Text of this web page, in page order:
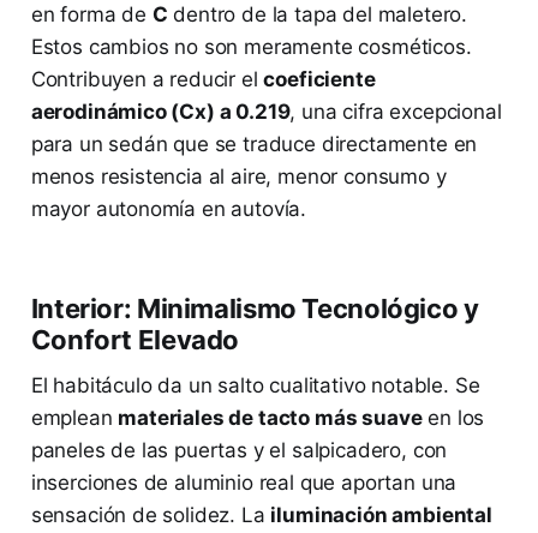
en forma de C dentro de la tapa del maletero.
Estos cambios no son meramente cosméticos.
Contribuyen a reducir elcoeficiente
aerodinámico (Cx) a 0.219, una cifra excepcional
para un sedán que se traduce directamente en
menos resistencia al aire, menor consumo y
mayor autonomía en autovía.
Interior: Minimalismo Tecnológico y
Confort Elevado
El habitáculo da un salto cualitativo notable. Se
emplean materiales de tacto más suaveen los
paneles de las puertas y el salpicadero, con
inserciones de aluminio real que aportan una
sensación de solidez. La iluminación ambiental